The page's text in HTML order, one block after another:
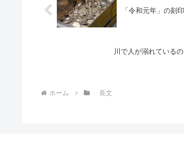
「令和元年」の刻
川で人が溺れている
ホーム 長文